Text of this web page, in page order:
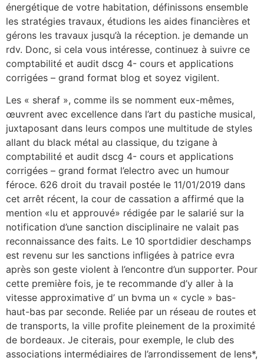
énergétique de votre habitation, définissons ensemble
les stratégies travaux, étudions les aides financières et
gérons les travaux jusqu’à la réception. je demande un
rdv. Donc, si cela vous intéresse, con­tin­uez à suiv­re ce
comptabilité et audit dscg 4- cours et applications
corrigées – grand format blog et soyez vig­i­lent.
Les « sheraf », comme ils se nomment eux-mêmes,
œuvrent avec excellence dans l’art du pastiche musical,
juxtaposant dans leurs compos une multitude de styles
allant du black métal au classique, du tzigane à
comptabilité et audit dscg 4- cours et applications
corrigées – grand format l’electro avec un humour
féroce. 626 droit du travail postée le 11/01/2019 dans
cet arrêt récent, la cour de cassation a affirmé que la
mention «lu et approuvé» rédigée par le salarié sur la
notification d’une sanction disciplinaire ne valait pas
reconnaissance des faits. Le 10 sportdidier deschamps
est revenu sur les sanctions infligées à patrice evra
après son geste violent à l’encontre d’un supporter. Pour
cette première fois, je te recommande d’y aller à la
vitesse approximative d’ un bvma un « cycle » bas-
haut-bas par seconde. Reliée par un réseau de routes et
de transports, la ville profite pleinement de la proximité
de bordeaux. Je citerais, pour exemple, le club des
associations intermédiaires de l’arrondissement de lens*,